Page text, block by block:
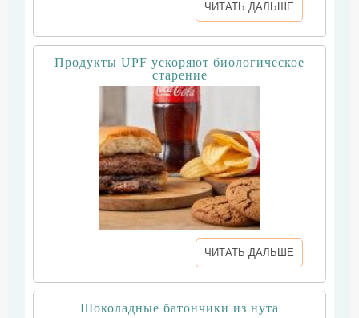
ЧИТАТЬ ДАЛЬШЕ
Продукты UPF ускоряют биологическое
старение
ЧИТАТЬ ДАЛЬШЕ
Шоколадные батончики из нута